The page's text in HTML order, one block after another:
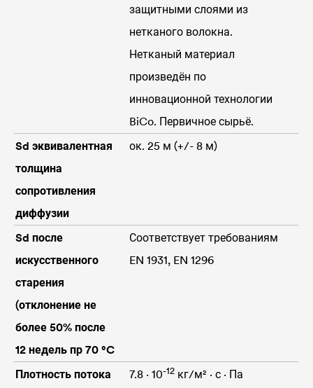
защитными слоями из
нетканого волокна.
Нетканый материал
произведён по
инновационной технологии
BiCo. Первичное сырьё.
Sd эквивалентная
толщина
сопротивления
диффузии
ок. 25 м (+/- 8 м)
Sd после
искусственного
старения
(отклонение не
более 50% после
12 недель пр 70 °C
Соответствует требованиям
EN 1931, EN 1296
Плотность потока
7.8 ∙ 10-12 кг/м² ∙ с ∙ Па